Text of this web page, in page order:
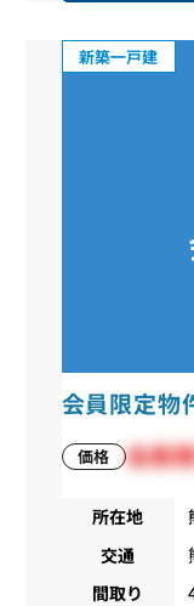
新築一戸建
会員限定物
価格 会員
所在地
交通
間取り